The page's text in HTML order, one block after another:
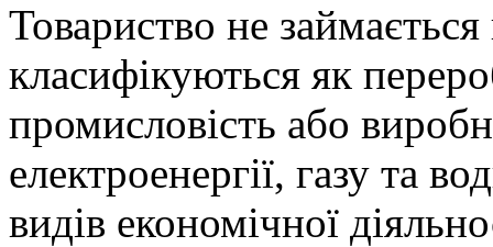
Товариство не
класифiкуються як
промисловiсть або
електроенергiї, газу та
видiв економiчної